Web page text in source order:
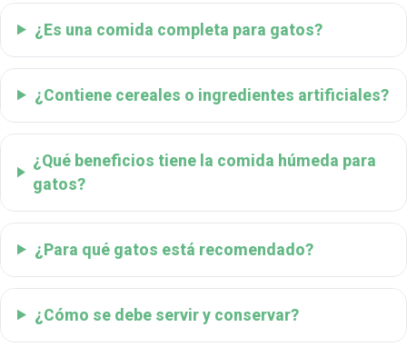
¿Es una comida completa para gatos?
¿Contiene cereales o ingredientes artificiales?
¿Qué beneficios tiene la comida húmeda para
gatos?
¿Para qué gatos está recomendado?
¿Cómo se debe servir y conservar?